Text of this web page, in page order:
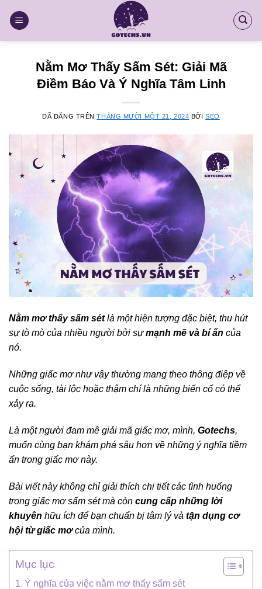
đến
Nằm Mơ Thấy Sấm Sét: Giải Mã
Điềm Báo Và Ý Nghĩa Tâm Linh
ĐÃ ĐĂNG TRÊNTHÁNG MƯỜI MỘT 21, 2024 BỞISEO
Nằm mơ thấy sấm sétlà một hiện tượng đặc biệt, thu hút
sự tò mò của nhiều người bởi sựmạnh mẽ và bí ẩn của
nó.
Những giấc mơ như vậy thường mang theo thông điệp về
cuộc sống, tài lộc hoặc thậm chí là những biến cố có thể
xảy ra.
Là một người đam mê giải mã giấc mơ, mình, Gotechs,
muốn cùng bạn khám phá sâu hơn về những ý nghĩa tiềm
ẩn trong giấc mơ này.
Bài viết này không chỉ giải thích chi tiết các tình huống
trong giấc mơ sấm sét mà còn cung cấp những lời
khuyên hữu ích để bạn chuẩn bị tâm lý và tận dụng cơ
hội từ giấc mơcủa mình.
Mục lục
Ý nghĩa của việc nằm mơ thấy sấm sét